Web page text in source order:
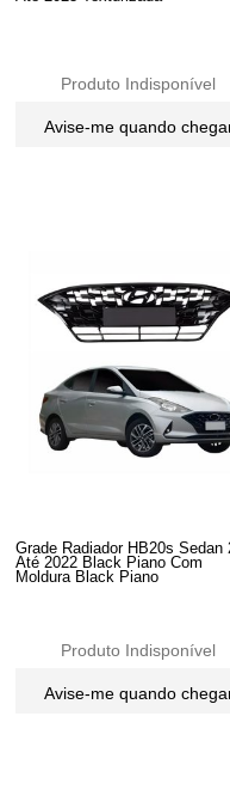
Produto Indisponível
Avise-me quando
Grade Radiador HB20s Sedan
Até 2022 Black Piano Com
Moldura Black Piano
Produto Indisponível
Avise-me quando